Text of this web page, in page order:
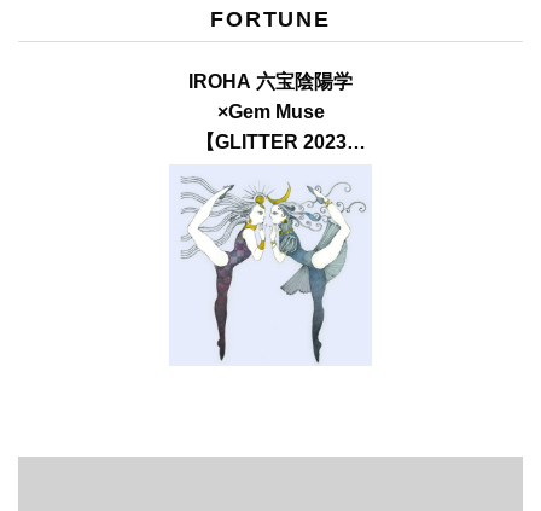
FORTUNE
IROHA 六宝陰陽学
×Gem Muse
【GLITTER 2023
SUMMER issue】